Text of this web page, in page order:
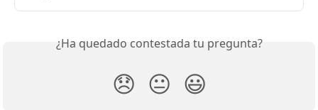
¿Ha quedado contestada tu pregunta?
😞 😐 😃